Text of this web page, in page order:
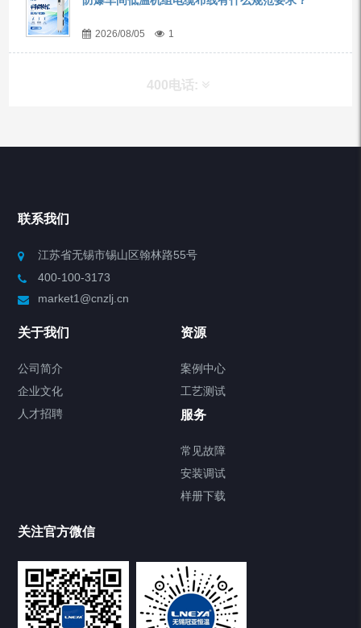
2026/08/05 1
400电话:
产品分类
制冷加热动态控温系统
Chiller气体控温系统
Chamber试验箱
TCU温度控制单元
VOCs冷凝回收装置
联系我们
江苏省无锡市锡山区翰林路55号
400-100-3173
market1@cnzlj.cn
关于我们
公司简介
企业文化
人才招聘
资源
案例中心
工艺测试
服务
常见故障
安装调试
样册下载
关注官方微信